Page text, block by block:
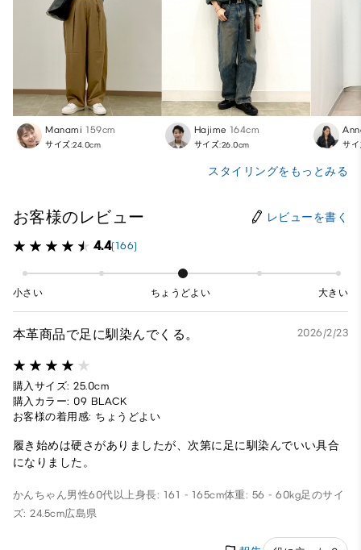
Manami 159cm
サイズ:24.0cm
Hajime 164cm
サイズ:26.0cm サ
スタイリングをもっとみる
お客様のレビュー レビューを書く
4.4(166)
小さい ちょうどよい 大きい
本革商品で足に馴染んでくる。 2026/2/23
購入サイズ: 25.0cm
購入カラー: 09 BLACK
お客様の着用感: ちょうどよい
履き始めは硬さがありましたが、次第に足に馴染んでいい具合
になりました。
かんちゃん男性60代以上身長: 161 - 165cm体重: 56 - 60kg足のサイ
ズ: 24.5cm広島県